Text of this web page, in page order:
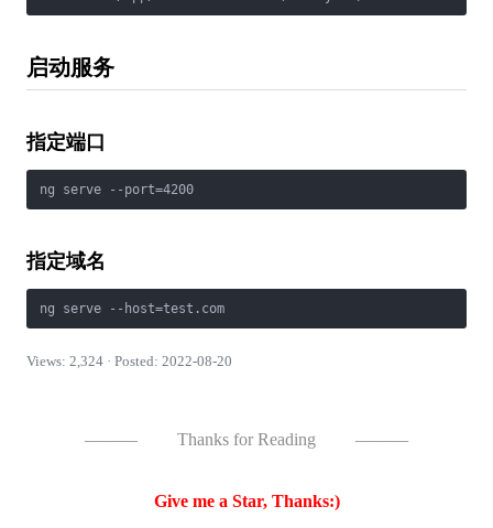
启动服务
指定端口
ng serve --port=4200
指定域名
ng serve --host=test.com
Views: 2,324 · Posted: 2022-08-20
——— Thanks for Reading ———
Give me a Star, Thanks:)